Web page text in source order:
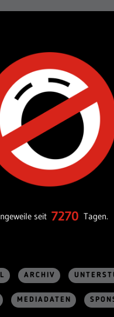
seit 7270 Tagen.
ARCHIV
MEDIADATEN